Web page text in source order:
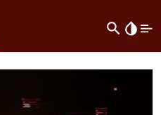
search invert_colors